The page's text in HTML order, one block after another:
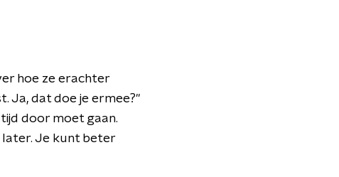
hoe ze erachter
Ja, dat doe je ermee?"
door moet gaan.
later. Je kunt beter